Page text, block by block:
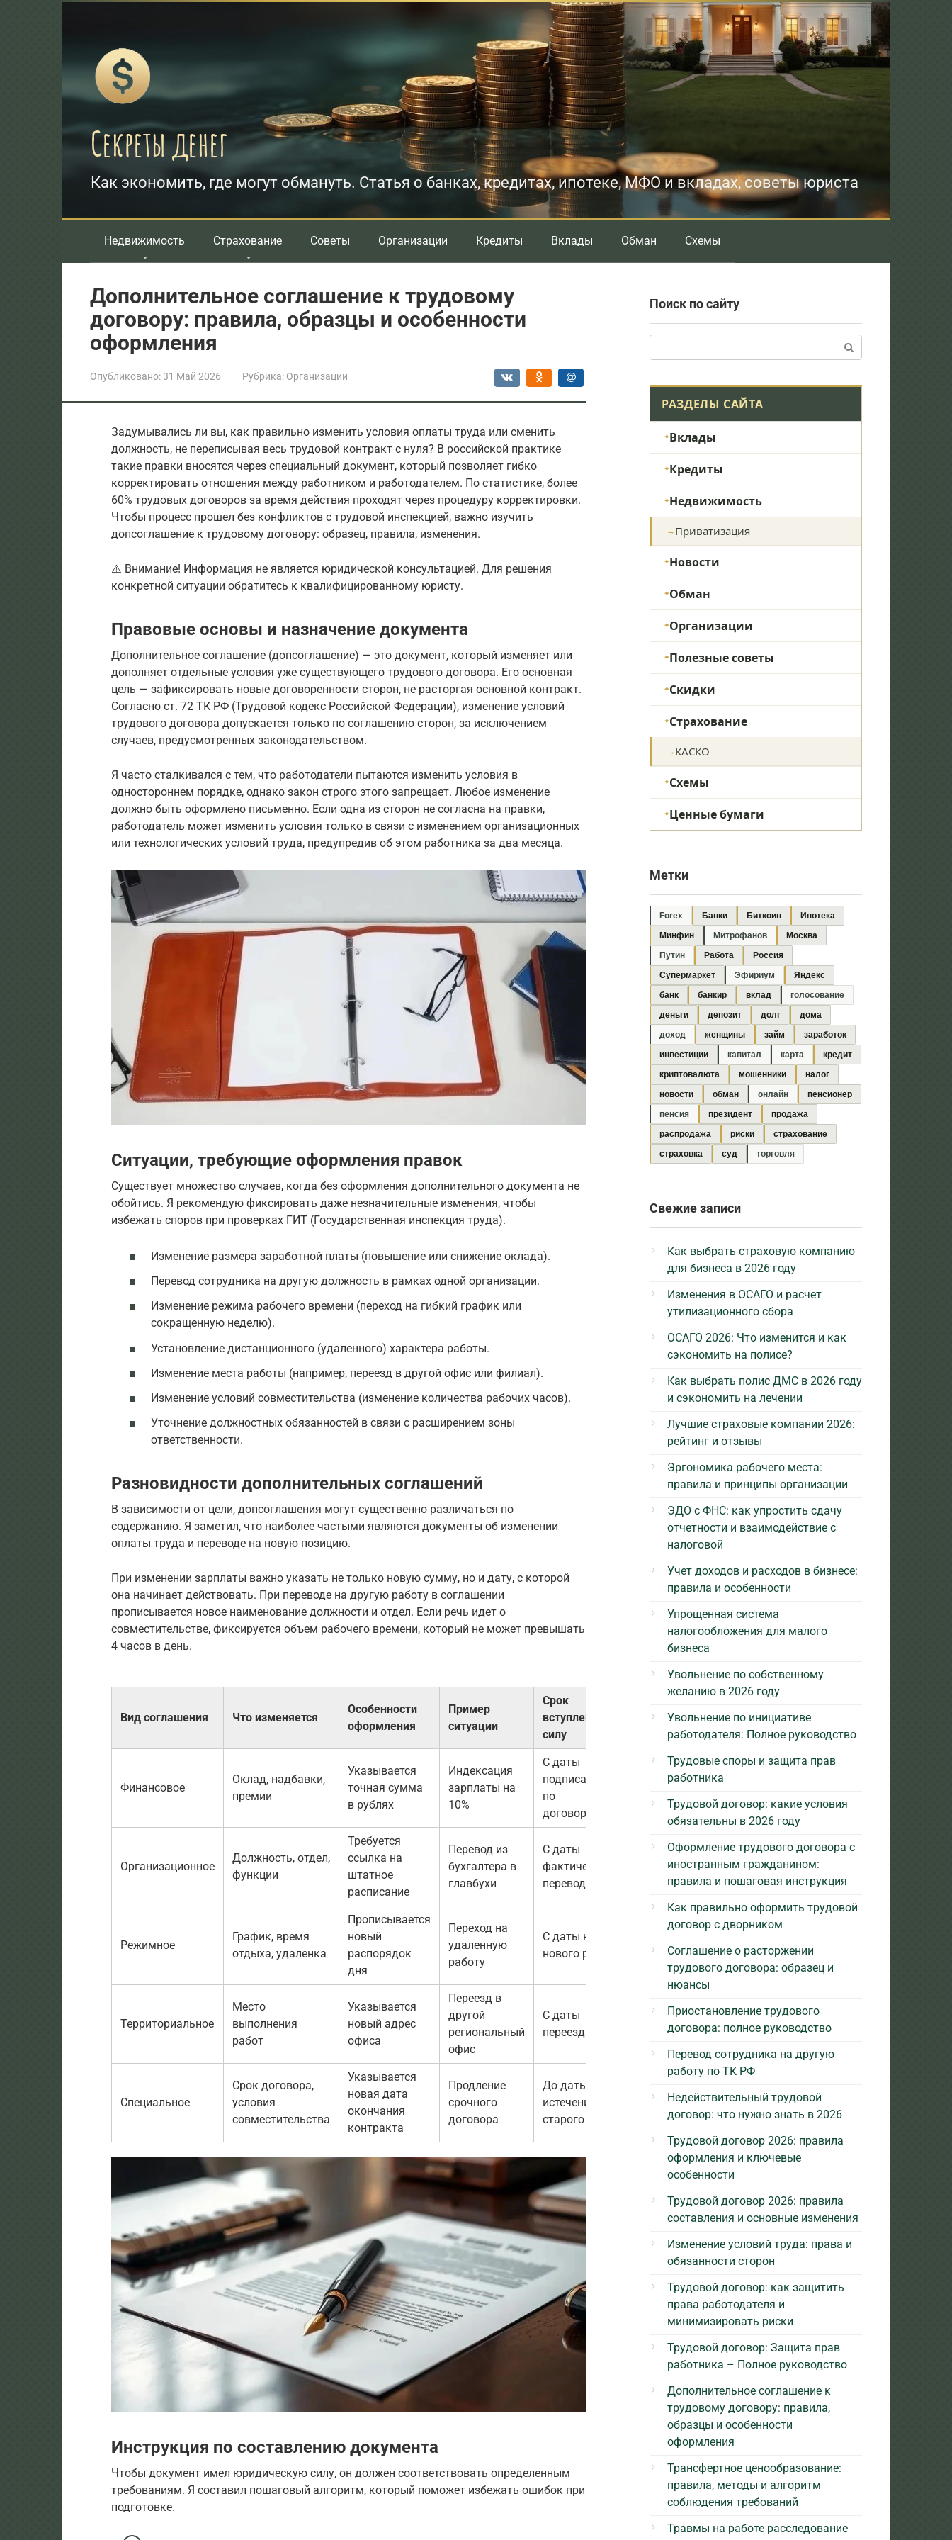
Секреты денег
Как экономить, где могут обмануть. Статья о банках, кредитах, ипотеке, МФО и вкладах, советы юриста
Недвижимость Страхование Советы Организации Кредиты Вклады Обман Схемы
Дополнительное соглашение к трудовому
договору: правила, образцы и особенности
оформления
Опубликовано:31 Май 2026 Рубрика: Организации
Задумывались ли вы, как правильно изменить условия оплаты труда или сменить
должность, не переписывая весь трудовой контракт с нуля? В российской практике
такие правки вносятся через специальный документ, который позволяет гибко
корректировать отношения между работником и работодателем. По статистике, более
60% трудовых договоров за время действия проходят через процедуру корректировки.
Чтобы процесс прошел без конфликтов с трудовой инспекцией, важно изучить
допсоглашение к трудовому договору: образец, правила, изменения.
⚠️ Внимание! Информация не является юридической консультацией. Для решения
конкретной ситуации обратитесь к квалифицированному юристу.
Правовые основы и назначение документа
Дополнительное соглашение (допсоглашение) — это документ, который изменяет или
дополняет отдельные условия уже существующего трудового договора. Его основная
цель — зафиксировать новые договоренности сторон, не расторгая основной контракт.
Согласно ст. 72 ТК РФ (Трудовой кодекс Российской Федерации), изменение условий
трудового договора допускается только по соглашению сторон, за исключением
случаев, предусмотренных законодательством.
Я часто сталкивался с тем, что работодатели пытаются изменить условия в
одностороннем порядке, однако закон строго этого запрещает. Любое изменение
должно быть оформлено письменно. Если одна из сторон не согласна на правки,
работодатель может изменить условия только в связи с изменением организационных
или технологических условий труда, предупредив об этом работника за два месяца.
Ситуации, требующие оформления правок
Существует множество случаев, когда без оформления дополнительного документа не
обойтись. Я рекомендую фиксировать даже незначительные изменения, чтобы
избежать споров при проверках ГИТ (Государственная инспекция труда).
Изменение размера заработной платы (повышение или снижение оклада).
Перевод сотрудника на другую должность в рамках одной организации.
Изменение режима рабочего времени (переход на гибкий график или
сокращенную неделю).
Установление дистанционного (удаленного) характера работы.
Изменение места работы (например, переезд в другой офис или филиал).
Изменение условий совместительства (изменение количества рабочих часов).
Уточнение должностных обязанностей в связи с расширением зоны
ответственности.
Разновидности дополнительных соглашений
В зависимости от цели, допсоглашения могут существенно различаться по
содержанию. Я заметил, что наиболее частыми являются документы об изменении
оплаты труда и переводе на новую позицию.
При изменении зарплаты важно указать не только новую сумму, но и дату, с которой
она начинает действовать. При переводе на другую работу в соглашении
прописывается новое наименование должности и отдел. Если речь идет о
совместительстве, фиксируется объем рабочего времени, который не может превышать
4 часов в день.
Вид соглашения Что изменяется
Особенности
оформления
Пример
ситуации
Срок
вступления в
силу
Финансовое
Оклад, надбавки,
премии
Указывается
точная сумма
в рублях
Индексация
зарплаты на
10%
С даты
подписания или
по
договоренности
Организационное
Должность, отдел,
функции
Требуется
ссылка на
штатное
расписание
Перевод из
бухгалтера в
главбухи
С даты
фактического
перевода
Режимное
График, время
отдыха, удаленка
Прописывается
новый
распорядок
дня
Переход на
удаленную
работу
С даты начала
нового режима
Территориальное
Место
выполнения
работ
Указывается
новый адрес
офиса
Переезд в
другой
региональный
офис
С даты
переезда
Специальное
Срок договора,
условия
совместительства
Указывается
новая дата
окончания
контракта
Продление
срочного
договора
До даты
истечения
старого срока
Инструкция по составлению документа
Чтобы документ имел юридическую силу, он должен соответствовать определенным
требованиям. Я составил пошаговый алгоритм, который поможет избежать ошибок при
подготовке.
Поиск по сайту
РАЗДЕЛЫ САЙТА
Вклады
Кредиты
Недвижимость
Приватизация
Новости
Обман
Организации
Полезные советы
Скидки
Страхование
КАСКО
Схемы
Ценные бумаги
Метки
Forex Банки Биткоин
Ипотека
Минфин
Митрофанов
Москва
Путин
Работа
Россия
Супермаркет
Эфириум
Яндекс
банк
банкир вклад
голосование
деньги
депозит долг
дома
доход
женщины займ
заработок
инвестиции
капитал карта
кредит
криптовалюта
мошенники
налог
новости
обман онлайн
пенсионер
пенсия
президент
продажа
распродажа
риски
страхование
страховка
суд торговля
Свежие записи
Как выбрать страховую компанию
для бизнеса в 2026 году
Изменения в ОСАГО и расчет
утилизационного сбора
ОСАГО 2026: Что изменится и как
сэкономить на полисе?
Как выбрать полис ДМС в 2026 году
и сэкономить на лечении
Лучшие страховые компании 2026:
рейтинг и отзывы
Эргономика рабочего места:
правила и принципы организации
ЭДО с ФНС: как упростить сдачу
отчетности и взаимодействие с
налоговой
Учет доходов и расходов в бизнесе:
правила и особенности
Упрощенная система
налогообложения для малого
бизнеса
Увольнение по собственному
желанию в 2026 году
Увольнение по инициативе
работодателя: Полное руководство
Трудовые споры и защита прав
работника
Трудовой договор: какие условия
обязательны в 2026 году
Оформление трудового договора с
иностранным гражданином:
правила и пошаговая инструкция
Как правильно оформить трудовой
договор с дворником
Соглашение о расторжении
трудового договора: образец и
нюансы
Приостановление трудового
договора: полное руководство
Перевод сотрудника на другую
работу по ТК РФ
Недействительный трудовой
договор: что нужно знать в 2026
Трудовой договор 2026: правила
оформления и ключевые
особенности
Трудовой договор 2026: правила
составления и основные изменения
Изменение условий труда: права и
обязанности сторон
Трудовой договор: как защитить
права работодателя и
минимизировать риски
Трудовой договор: Защита прав
работника – Полное руководство
Дополнительное соглашение к
трудовому договору: правила,
образцы и особенности
оформления
Трансфертное ценообразование:
правила, методы и алгоритм
соблюдения требований
Травмы на работе расследование